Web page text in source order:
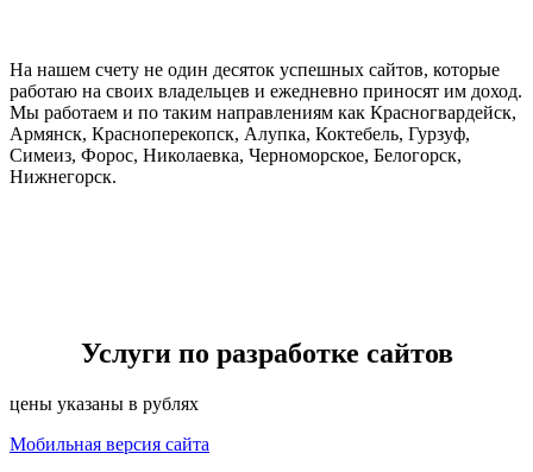
На нашем счету не один десяток успешных сайтов, которые
работаю на своих владельцев и ежедневно приносят им доход.
Мы работаем и по таким направлениям как Красногвардейск,
Армянск, Красноперекопск, Алупка, Коктебель, Гурзуф,
Симеиз, Форос, Николаевка, Черноморское, Белогорск,
Нижнегорск.
Услуги по разработке сайтов
цены указаны в рублях
Мобильная версия сайта